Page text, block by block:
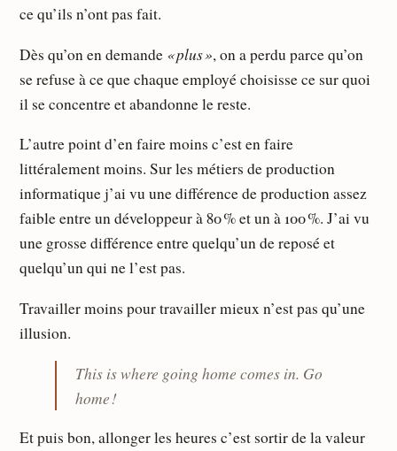
ce qu’ils n’ont pas fait.
Dès qu’on en demande « plus », on a perdu parce qu’on
se refuse à ce que chaque employé choisisse ce sur quoi
il se concentre et abandonne le reste.
L’autre point d’en faire moins c’est en faire
littéralement moins. Sur les métiers de production
informatique j’ai vu une différence de production assez
faible entre un développeur à 80 % et un à 100 %. J’ai vu
une grosse différence entre quelqu’un de reposé et
quelqu’un qui ne l’est pas.
Travailler moins pour travailler mieux n’est pas qu’une
illusion.
This is where going home comes in. Go
home !
Et puis bon, allonger les heures c’est sortir de la valeur